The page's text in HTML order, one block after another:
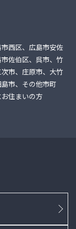
西区、広島市安佐
佐伯区、呉市、竹
市、庄原市、大竹
市、その他市町
住まいの方